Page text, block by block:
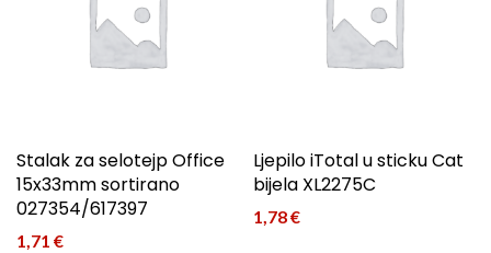
Stalak za selotejp Office
15x33mm sortirano
027354/617397
1,71 €
Ljepilo iTotal u sticku Cat
bijela XL2275C
1,78€